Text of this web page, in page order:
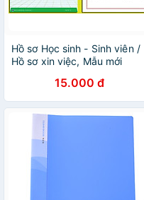
Hồ sơ Học sinh - Sinh viên /
Hồ sơ xin việc, Mẫu mới
15.000 đ